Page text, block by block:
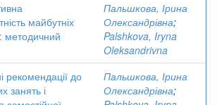
майбутніх
методичний
Пальшкова, Ірина
Олександрівна;
Palshkova, Iryna
Oleksandrivna
рекомендації до
занять і
Пальшкова, Ірина
Олександрівна;